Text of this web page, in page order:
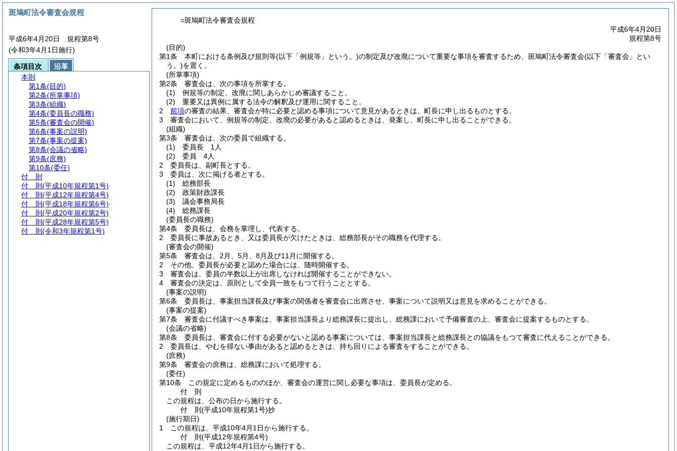
○斑鳩町法令審査会規程
平成6年4月20日
規程第8号
(目的)
第1条
本町における条例及び規則等(以下「例規等」という。)の制定及び改廃について重要な事項を審査するため、斑鳩町法令審査会(以下「審査会」とい
う。)を置く。
(所掌事項)
第2条
審査会は、次の事項を所掌する。
(1)
例規等の制定、改廃に関しあらかじめ審議すること。
(2)
重要又は異例に属する法令の解釈及び運用に関すること。
2
前項の審査の結果、審査会が特に必要と認める事項について意見があるときは、町長に申し出るものとする。
3
審査会において、例規等の制定、改廃の必要があると認めるときは、発案し、町長に申し出ることができる。
(組織)
第3条
審査会は、次の委員で組織する。
(1)
委員長 1人
(2)
委員 4人
2
委員長は、副町長とする。
3
委員は、次に掲げる者とする。
(1)
総務部長
(2)
政策財政課長
(3)
議会事務局長
(4)
総務課長
(委員長の職務)
第4条
委員長は、会務を掌理し、代表する。
2
委員長に事故あるとき、又は委員長が欠けたときは、総務部長がその職務を代理する。
(審査会の開催)
第5条
審査会は、2月、5月、8月及び11月に開催する。
2
その他、委員長が必要と認めた場合には、随時開催する。
3
審査会は、委員の半数以上が出席しなければ開催することができない。
4
審査会の決定は、原則として全員一致をもつて行うこととする。
(事案の説明)
第6条
委員長は、事案担当課長及び事案の関係者を審査会に出席させ、事案について説明又は意見を求めることができる。
(事案の提案)
第7条
審査会に付議すべき事案は、事案担当課長より総務課長に提出し、総務課において予備審査の上、審査会に提案するものとする。
(会議の省略)
第8条
委員長は、審査会に付する必要がないと認める事案については、事案担当課長と総務課長との協議をもつて審査に代えることができる。
2
委員長は、やむを得ない事由があると認めるときは、持ち回りによる審査をすることができる。
(庶務)
第9条
審査会の庶務は、総務課において処理する。
(委任)
第10条
この規定に定めるもののほか、審査会の運営に関し必要な事項は、委員長が定める。
付 則
この規程は、公布の日から施行する。
付 則(平成10年規程第1号)抄
(施行期日)
1
この規程は、平成10年4月1日から施行する。
付 則(平成12年規程第4号)
この規程は、平成12年4月1日から施行する。
斑鳩町法令審査会規程
平成6年4月20日 規程第8号
(令和3年4月1日施行)
条項目次
沿革
本則
第1条(目的)
第2条(所掌事項)
第3条(組織)
第4条(委員長の職務)
第5条(審査会の開催)
第6条(事案の説明)
第7条(事案の提案)
第8条(会議の省略)
第9条(庶務)
第10条(委任)
付 則
付 則 (平成10年規程第1号)
付 則 (平成12年規程第4号)
付 則 (平成18年規程第6号)
付 則 (平成20年規程第2号)
付 則 (平成28年規程第5号)
付 則 (令和3年規程第1号)